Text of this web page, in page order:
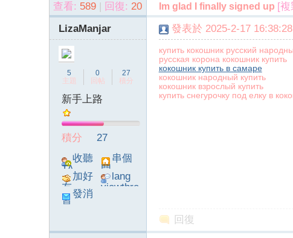
操» › › ›
查看: 589 | 回復: 20 Im glad I finally signed up [複
LizaManjar
5
主題
0
回帖
27
積分
新手上路
積分
27
收聽
TA
串個
門
加好
友
lang
viewthre
發消
息
發表於 2025-2-17 16:38:28
купить кокошник русский
русская корона кокошник купить
кокошник купить в самаре
кокошник народный купить
кокошник взрослый купить
купить снегурочку под елку в
回復